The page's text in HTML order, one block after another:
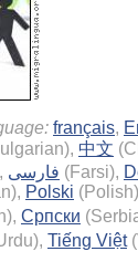
français,
中文
فارسی (Farsi),
Polski
Српски
Tiếng Việt